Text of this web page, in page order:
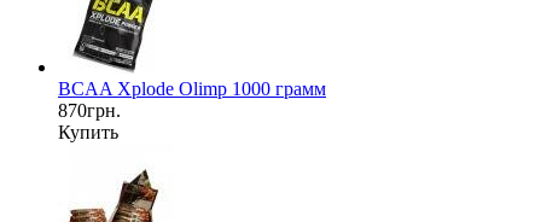
BCAA Xplode Olimp 1000 грамм
870грн.
Купить